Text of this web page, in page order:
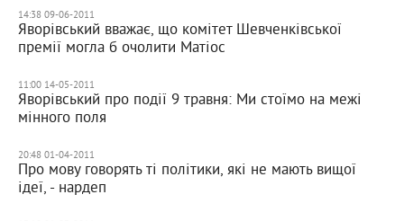
14:38 09-06-2011
Яворівський вважає, що комітет Шевченківської
премії могла б очолити Матіос
11:00 14-05-2011
Яворівський про події 9 травня: Ми стоїмо на межі
мінного поля
20:48 01-04-2011
Про мову говорять ті політики, які не мають вищої
ідеї, - нардеп